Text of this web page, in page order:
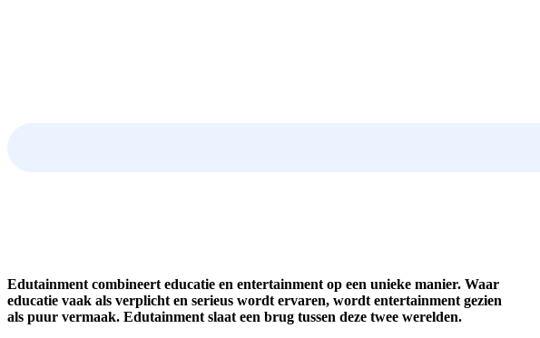
Edutainment combineert educatie en entertainment op een unieke manier. Waar
educatie vaak als verplicht en serieus wordt ervaren, wordt entertainment gezien
als puur vermaak. Edutainment slaat een brug tussen deze twee werelden.